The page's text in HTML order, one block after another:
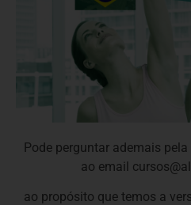
Pode perguntar ademais
ao email
ao propósito que temos a